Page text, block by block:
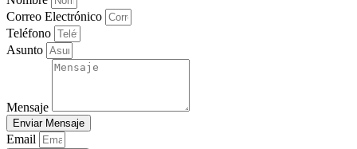
Correo Electrónico
Teléfono
Asunto
Mensaje
Enviar Mensaje
Email